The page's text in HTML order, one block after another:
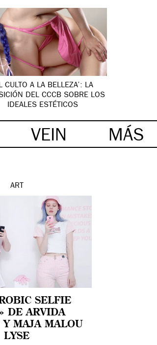
CULTO A LA BELLEZA’: LA
DEL CCCB SOBRE LOS
IDEALES ESTÉTICOS
VEIN MÁS
ART
SELFIE
DE ARVIDA
Y MAJA MALOU
LYSE